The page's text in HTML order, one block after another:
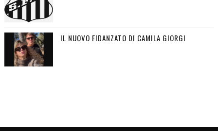
IL NUOVO FIDANZATO DI CAMILA GIORGI